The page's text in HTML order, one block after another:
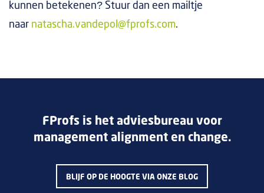
kunnen betekenen? Stuur dan een mailtje
naar natascha.vandepol@fprofs.com.
FProfs is het adviesbureau voor
management alignment en change.
BLIJF OP DE HOOGTE VIA ONZE BLOG